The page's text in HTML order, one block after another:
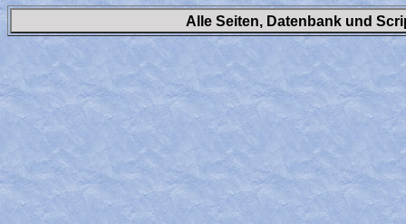
Alle Seiten, Datenbank und